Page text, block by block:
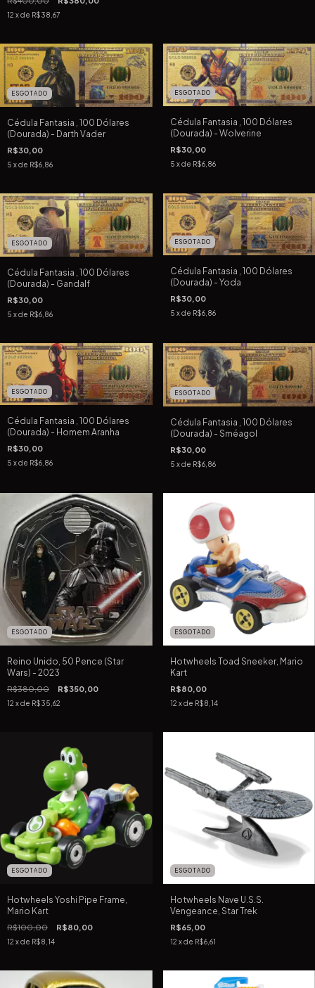
12 x de R$38,67
ESGOTADO
Cédula Fantasia , 100 Dólares
(Dourada) - Darth Vader
R$30,00
5 x de R$6,86
ESGOTADO
Cédula Fantasia , 100 Dólares
(Dourada) - Wolverine
R$30,00
5 x de R$6,86
ESGOTADO
Cédula Fantasia , 100 Dólares
(Dourada) - Gandalf
R$30,00
5 x de R$6,86
ESGOTADO
Cédula Fantasia , 100 Dólares
(Dourada) - Yoda
R$30,00
5 x de R$6,86
ESGOTADO
Cédula Fantasia , 100 Dólares
(Dourada) - Homem Aranha
R$30,00
5 x de R$6,86
ESGOTADO
Cédula Fantasia , 100 Dólares
(Dourada) - Sméagol
R$30,00
5 x de R$6,86
ESGOTADO
Reino Unido, 50 Pence (Star
Wars) - 2023
R$380,00 R$350,00
12 x de R$35,62
ESGOTADO
Hotwheels Toad Sneeker, Mario
Kart
R$80,00
12 x de R$8,14
ESGOTADO
Hotwheels Yoshi Pipe Frame,
Mario Kart
R$100,00 R$80,00
12 x de R$8,14
ESGOTADO
Hotwheels Nave U.S.S.
Vengeance, Star Trek
R$65,00
12 x de R$6,61